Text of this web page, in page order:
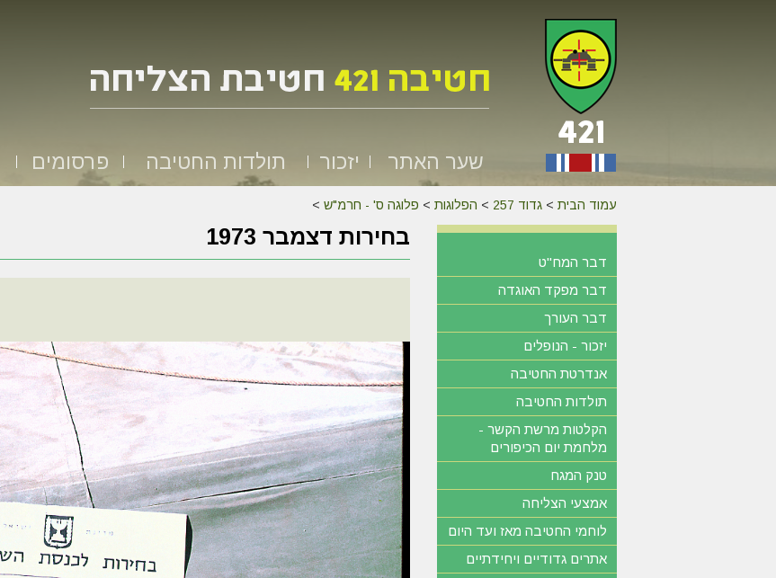
שער האתר יזכור תולדות החטיבה פרסומים
עמוד הבית >גדוד 257 > הפלוגות > פלוגה ס' - חרמ"ש >
בחירות דצמבר 1973
דבר המח"ט
דבר מפקד האוגדה
דבר העורך
יזכור - הנופלים
אנדרטת החטיבה
תולדות החטיבה
הקלטות מרשת הקשר -
מלחמת יום הכיפורים
טנק המגח
אמצעי הצליחה
לוחמי החטיבה מאז ועד היום
אתרים גדודיים ויחידתיים